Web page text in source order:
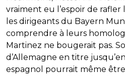
vraiment eu l’espoir de rafler
les dirigeants du Bayern
comprendre à leurs
Martinez ne bougerait pas.
d’Allemagne en titre
espagnol pourrait même